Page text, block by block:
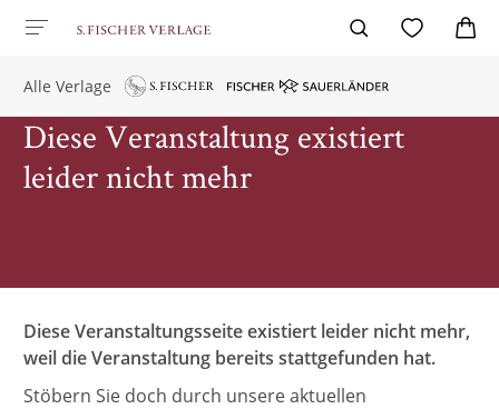
Alle Verlage
Diese Veranstaltung existiert
leider nicht mehr
Diese Veranstaltungsseite existiert leider nicht mehr,
weil die Veranstaltung bereits stattgefunden hat.
Stöbern Sie doch durch unsere aktuellen